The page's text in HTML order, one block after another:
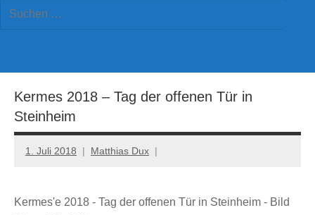
Suchen
Kermes 2018 – Tag der offenen Tür in
Steinheim
1. Juli 2018 Matthias Dux
Kermes'e 2018 - Tag der offenen Tür in Steinheim - Bild